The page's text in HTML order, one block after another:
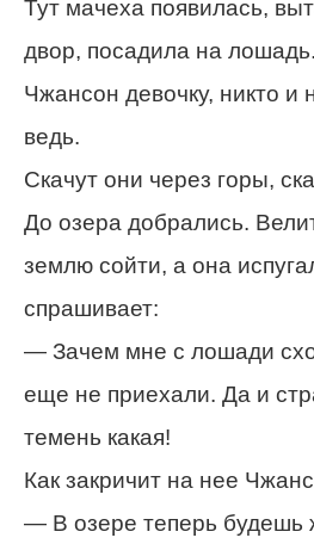
Тут мачеха появилась,
двор, посадила на
Чжансон девочку, никто и
ведь.
Скачут они через горы,
До озера добрались.
землю сойти, а она
спрашивает:
— Зачем мне с лошади
еще не приехали. Да и
темень какая!
Как закричит на нее
— В озере теперь будешь